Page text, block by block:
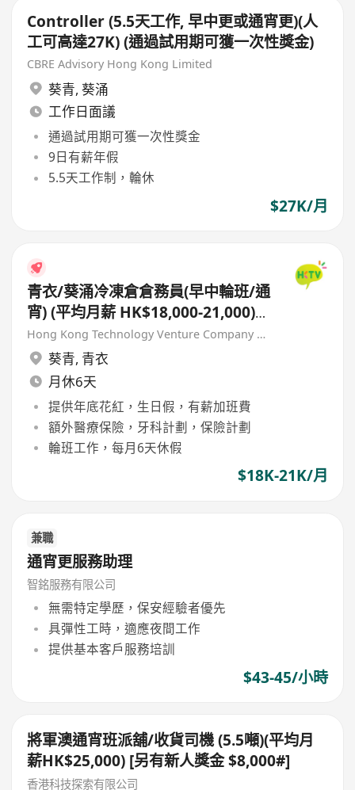
Controller (5.5天工作, 早中更或通宵更)(人
工可高達27K) (通過試用期可獲一次性獎金)
CBRE Advisory Hong Kong Limited
葵青, 葵涌
工作日面議
通過試用期可獲一次性獎金
9日有薪年假
5.5天工作制，輪休
$27K/月
青衣/葵涌冷凍倉倉務員(早中輪班/通
宵) (平均月薪 HK$18,000-21,000)
[另有新人獎金 $8,000#]
Hong Kong Technology Venture Company Limited(HKTV)
葵青, 青衣
月休6天
提供年底花紅，生日假，有薪加班費
額外醫療保險，牙科計劃，保險計劃
輪班工作，每月6天休假
$18K-21K/月
兼職
通宵更服務助理
智銘服務有限公司
無需特定學歷，保安經驗者優先
具彈性工時，適應夜間工作
提供基本客戶服務培訓
$43-45/小時
將軍澳通宵班派舖/收貨司機 (5.5噸)(平均月
薪HK$25,000) [另有新人獎金 $8,000#]
香港科技探索有限公司